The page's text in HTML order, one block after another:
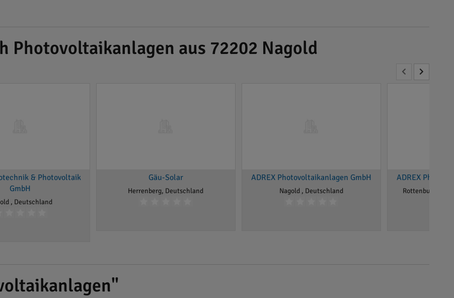
Photovoltaikanlagen aus 72202 Nagold
& Photovoltaik
GmbH
, Deutschland
Gäu-Solar
Herrenberg, Deutschland
ADREX Photovoltaikanlagen GmbH
Nagold , Deutschland
ADREX
Rottenburg am